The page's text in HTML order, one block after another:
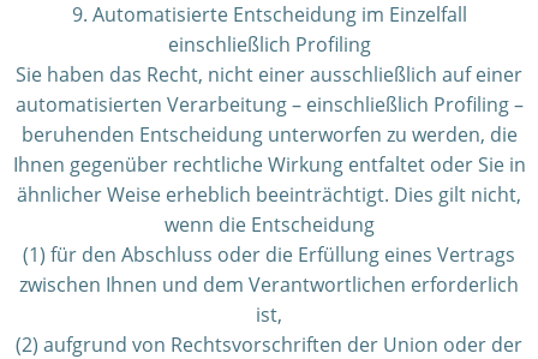
9. Automatisierte Entscheidung im Einzelfall
einschließlich Profiling
Sie haben das Recht, nicht einer ausschließlich auf einer
automatisierten Verarbeitung – einschließlich Profiling –
beruhenden Entscheidung unterworfen zu werden, die
Ihnen gegenüber rechtliche Wirkung entfaltet oder Sie in
ähnlicher Weise erheblich beeinträchtigt. Dies gilt nicht,
wenn die Entscheidung
(1) für den Abschluss oder die Erfüllung eines Vertrags
zwischen Ihnen und dem Verantwortlichen erforderlich
ist,
(2) aufgrund von Rechtsvorschriften der Union oder der